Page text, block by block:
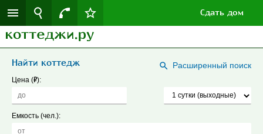
Сдать дом
Расширенный поиск
Найти коттедж
Цена (Р):
Емкость (чел.):